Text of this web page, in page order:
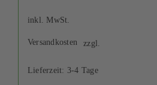
inkl. MwSt.
zzgl.
Versandkosten
Lieferzeit: 3-4 Tage